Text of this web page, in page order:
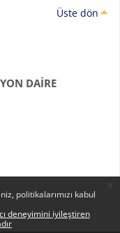
politikalarımızı kabul
deneyimini iyileştiren
Üste dön
DAIRE